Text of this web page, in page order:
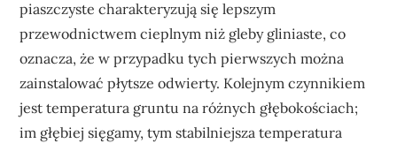
piaszczyste charakteryzują się lepszym
przewodnictwem cieplnym niż gleby gliniaste, co
oznacza, że w przypadku tych pierwszych można
zainstalować płytsze odwierty. Kolejnym czynnikiem
jest temperatura gruntu na różnych głębokościach;
im głębiej sięgamy, tym stabilniejsza temperatura